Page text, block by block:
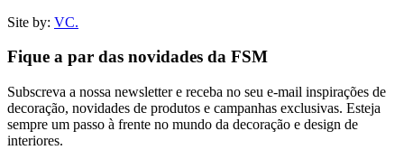
Site by: VC.
Fique a par das novidades da FSM
Subscreva a nossa newsletter e receba no seu e-mail inspirações de
decoração, novidades de produtos e campanhas exclusivas. Esteja
sempre um passo à frente no mundo da decoração e design de
interiores.